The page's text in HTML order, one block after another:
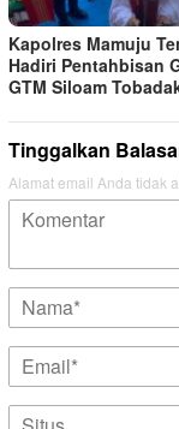
Kapolres Mamuju
Hadiri Pentahbisan
GTM Siloam
Tinggalkan
Alamat email Anda tidak